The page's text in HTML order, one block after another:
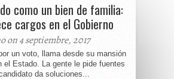
como un bien de familia:
cargos en el Gobierno
on 4 septiembre, 2017
un voto, llama desde su mansión
el Estado. La gente le pide fuentes
da soluciones...